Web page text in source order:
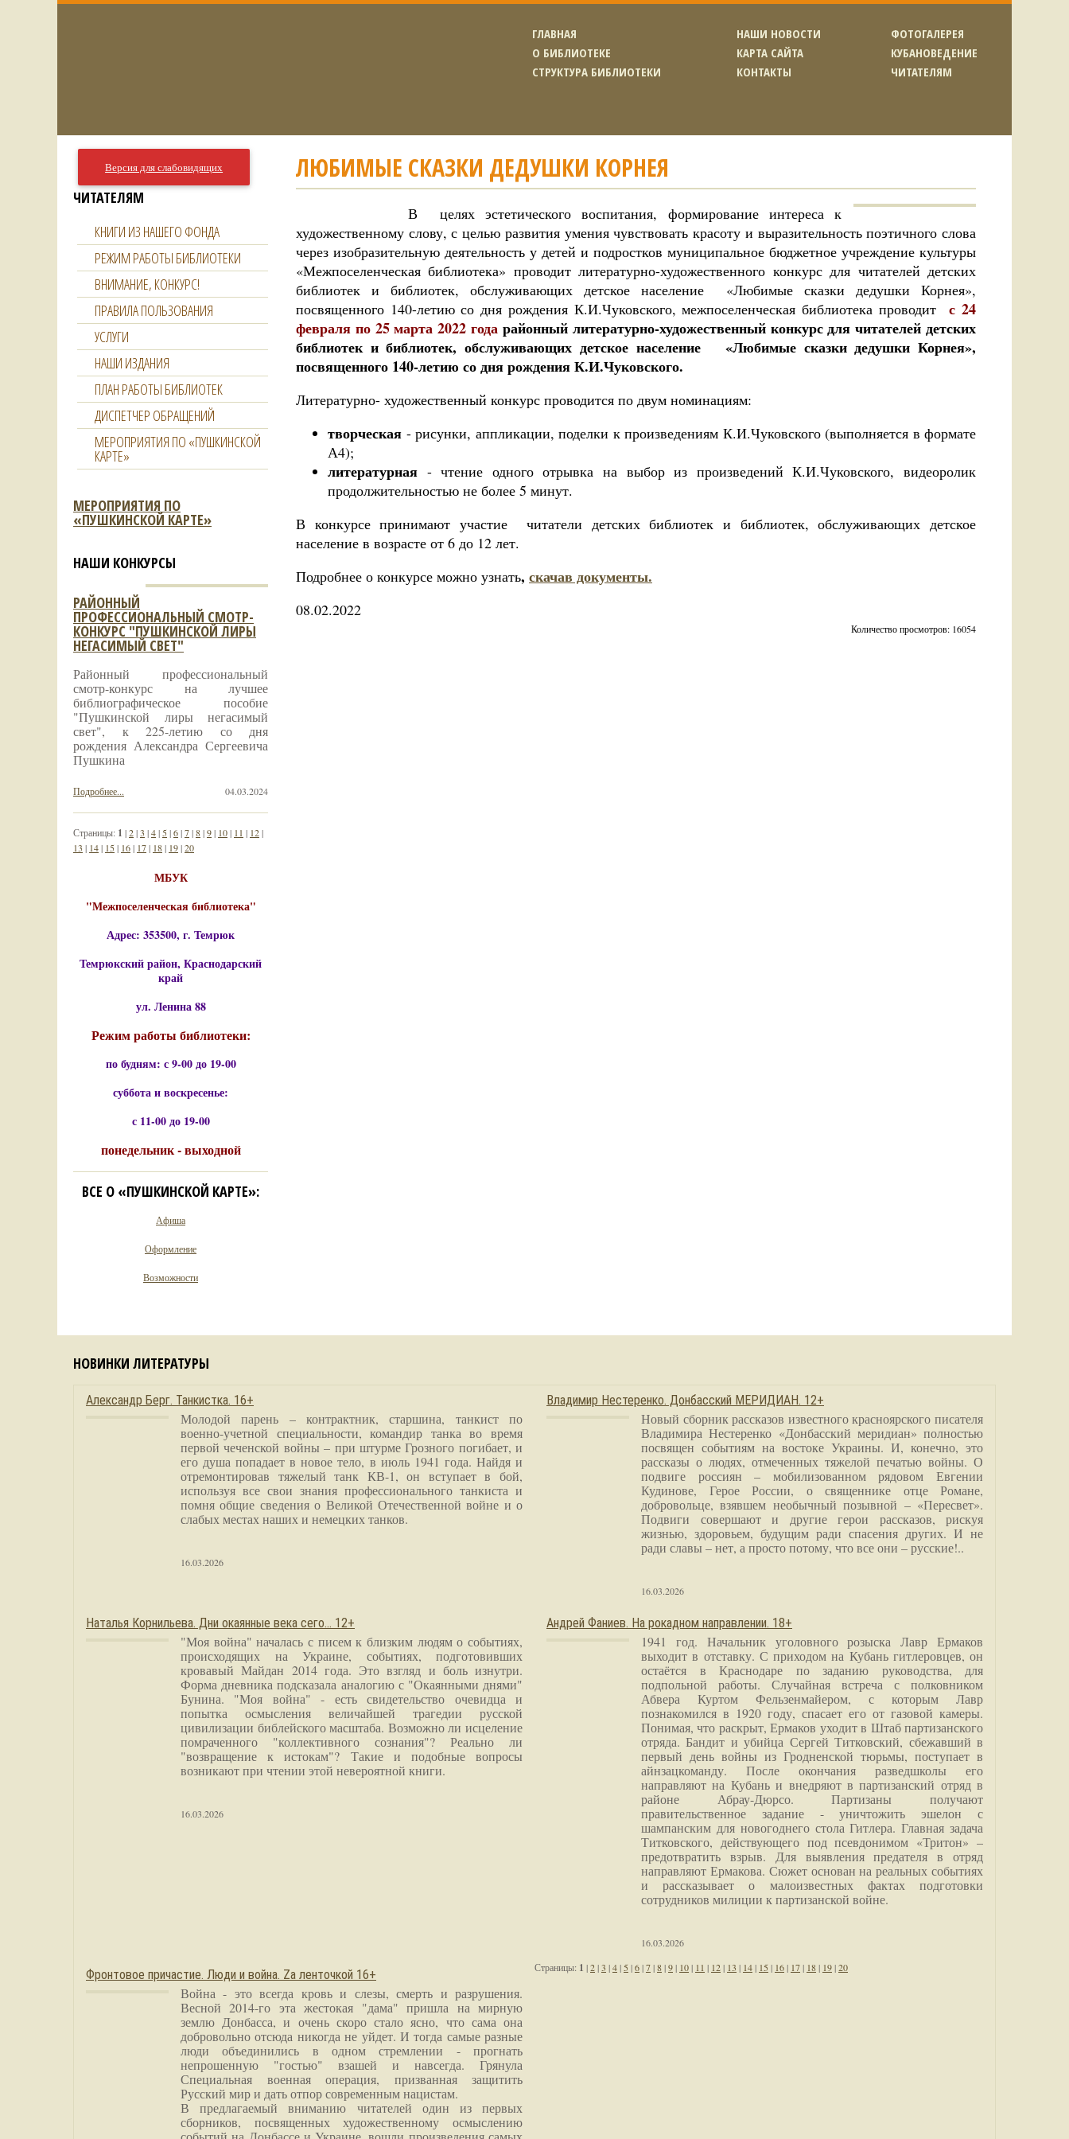
ГЛАВНАЯ
О БИБЛИОТЕКЕ
СТРУКТУРА БИБЛИОТЕКИ
НАШИ НОВОСТИ
КАРТА САЙТА
КОНТАКТЫ
ФОТОГАЛЕРЕЯ
КУБАНОВЕДЕНИЕ
ЧИТАТЕЛЯМ
ЛЮБИМЫЕ СКАЗКИ ДЕДУШКИ КОРНЕЯ
В целях эстетического воспитания, формирование интереса к
художественному слову, с целью развития умения чувствовать красоту и выразительность поэтичного слова
через изобразительную деятельность у детей и подростков муниципальное бюджетное учреждение культуры
«Межпоселенческая библиотека» проводит литературно-художественного конкурс для читателей детских
библиотек и библиотек, обслуживающих детское население «Любимые сказки дедушки Корнея»,
посвященного 140-летию со дня рождения К.И.Чуковского, межпоселенческая библиотека проводитс 24
февраля по 25 марта 2022 года районный литературно-художественный конкурс для читателей детских
библиотек и библиотек, обслуживающих детское население «Любимые сказки дедушки Корнея»,
посвященного 140-летию со дня рождения К.И.Чуковского.
Литературно- художественный конкурс проводится по двум номинациям:
творческая - рисунки, аппликации, поделки к произведениям К.И.Чуковского (выполняется в формате
А4);
литературная - чтение одного отрывка на выбор из произведений К.И.Чуковского, видеоролик
продолжительностью не более 5 минут.
В конкурсе принимают участие читатели детских библиотек и библиотек, обслуживающих детское
население в возрасте от 6 до 12 лет.
Подробнее о конкурсе можно узнать, скачав документы.
08.02.2022
Количество просмотров: 16054
Версия для слабовидящих
ЧИТАТЕЛЯМ
КНИГИ ИЗ НАШЕГО ФОНДА
РЕЖИМ РАБОТЫ БИБЛИОТЕКИ
ВНИМАНИЕ, КОНКУРС!
ПРАВИЛА ПОЛЬЗОВАНИЯ
УСЛУГИ
НАШИ ИЗДАНИЯ
ПЛАН РАБОТЫ БИБЛИОТЕК
ДИСПЕТЧЕР ОБРАЩЕНИЙ
МЕРОПРИЯТИЯ ПО «ПУШКИНСКОЙ
КАРТЕ»
МЕРОПРИЯТИЯ ПО
«ПУШКИНСКОЙ КАРТЕ»
НАШИ КОНКУРСЫ
РАЙОННЫЙ
ПРОФЕССИОНАЛЬНЫЙ СМОТР-
КОНКУРС "ПУШКИНСКОЙ ЛИРЫ
НЕГАСИМЫЙ СВЕТ"
Районный профессиональный
смотр-конкурс на лучшее
библиографическое пособие
"Пушкинской лиры негасимый
свет", к 225-летию со дня
рождения Александра Сергеевича
Пушкина
04.03.2024
Подробнее...
Страницы: 1 |2|3 |4| 5|6|7|8|9| 10| 11 | 12|
13 | 14| 15| 16| 17| 18| 19|20
МБУК
"Межпоселенческая библиотека"
Адрес: 353500, г. Темрюк
Темрюкский район, Краснодарский
край
ул. Ленина 88
Режим работы библиотеки:
по будням: с 9-00 до 19-00
суббота и воскресенье:
с 11-00 до 19-00
понедельник - выходной
ВСЕ О «ПУШКИНСКОЙ КАРТЕ»:
Афиша
Оформление
Возможности
НОВИНКИ ЛИТЕРАТУРЫ
Александр Берг. Танкистка. 16+
Молодой парень – контрактник, старшина, танкист по
военно-учетной специальности, командир танка во время
первой чеченской войны – при штурме Грозного погибает, и
его душа попадает в новое тело, в июль 1941 года. Найдя и
отремонтировав тяжелый танк КВ-1, он вступает в бой,
используя все свои знания профессионального танкиста и
помня общие сведения о Великой Отечественной войне и о
слабых местах наших и немецких танков.
16.03.2026
Владимир Нестеренко. Донбасский МЕРИДИАН. 12+
Новый сборник рассказов известного красноярского писателя
Владимира Нестеренко «Донбасский меридиан» полностью
посвящен событиям на востоке Украины. И, конечно, это
рассказы о людях, отмеченных тяжелой печатью войны. О
подвиге россиян – мобилизованном рядовом Евгении
Кудинове, Герое России, о священнике отце Романе,
добровольце, взявшем необычный позывной – «Пересвет».
Подвиги совершают и другие герои рассказов, рискуя
жизнью, здоровьем, будущим ради спасения других. И не
ради славы – нет, а просто потому, что все они – русские!..
16.03.2026
Наталья Корнильева. Дни окаянные века сего… 12+
"Моя война" началась с писем к близким людям о событиях,
происходящих на Украине, событиях, подготовивших
кровавый Майдан 2014 года. Это взгляд и боль изнутри.
Форма дневника подсказала аналогию с "Окаянными днями"
Бунина. "Моя война" - есть свидетельство очевидца и
попытка осмысления величайшей трагедии русской
цивилизации библейского масштаба. Возможно ли исцеление
помраченного "коллективного сознания"? Реально ли
"возвращение к истокам"? Такие и подобные вопросы
возникают при чтении этой невероятной книги.
16.03.2026
Андрей Фаниев. На рокадном направлении. 18+
1941 год. Начальник уголовного розыска Лавр Ермаков
выходит в отставку. С приходом на Кубань гитлеровцев, он
остаётся в Краснодаре по заданию руководства, для
подпольной работы. Случайная встреча с полковником
Абвера Куртом Фельзенмайером, с которым Лавр
познакомился в 1920 году, спасает его от газовой камеры.
Понимая, что раскрыт, Ермаков уходит в Штаб партизанского
отряда. Бандит и убийца Сергей Титковский, сбежавший в
первый день войны из Гродненской тюрьмы, поступает в
айнзацкоманду. После окончания разведшколы его
направляют на Кубань и внедряют в партизанский отряд в
районе Абрау-Дюрсо. Партизаны получают
правительственное задание - уничтожить эшелон с
шампанским для новогоднего стола Гитлера. Главная задача
Титковского, действующего под псевдонимом «Тритон» –
предотвратить взрыв. Для выявления предателя в отряд
направляют Ермакова. Сюжет основан на реальных событиях
и рассказывает о малоизвестных фактах подготовки
сотрудников милиции к партизанской войне.
16.03.2026
Фронтовое причастие. Люди и война. Zа ленточкой 16+
Война - это всегда кровь и слезы, смерть и разрушения.
Весной 2014-го эта жестокая "дама" пришла на мирную
землю Донбасса, и очень скоро стало ясно, что сама она
добровольно отсюда никогда не уйдет. И тогда самые разные
люди объединились в одном стремлении - прогнать
непрошенную "гостью" взашей и навсегда. Грянула
Специальная военная операция, призванная защитить
Русский мир и дать отпор современным нацистам.
В предлагаемый вниманию читателей один из первых
сборников, посвященных художественному осмыслению
Страницы: 1 |2|3 |4| 5 |6|7|8|9| 10| 11 | 12| 13 | 14| 15 | 16| 17| 18| 19|20